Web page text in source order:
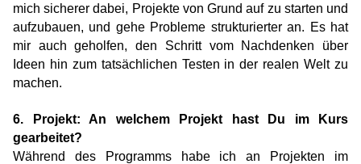
mich sicherer dabei, Projekte von Grund auf zu starten und
aufzubauen, und gehe Probleme strukturierter an. Es hat
mir auch geholfen, den Schritt vom Nachdenken über
Ideen hin zum tatsächlichen Testen in der realen Welt zu
machen.
6. Projekt: An welchem Projekt hast Du im Kurs
gearbeitet?
Während des Programms habe ich an Projekten im